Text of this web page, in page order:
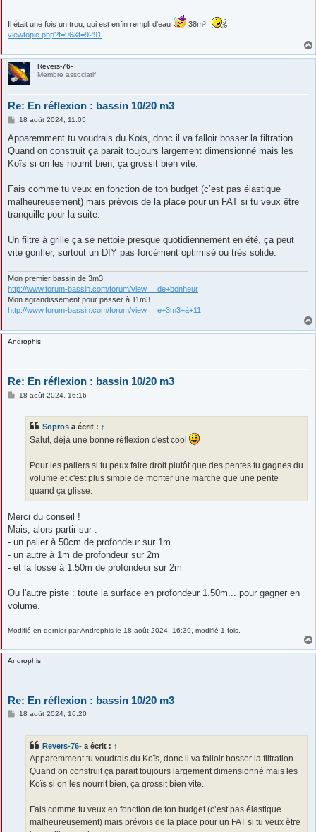
Il était une fois un trou, qui est enfin rempli d'eau
38m³
viewtopic.php?f=96&t=9291
Revers-76-
Membre associatif
Re: En réflexion : bassin 10/20 m3
M
s
s
a
g
18 août 2024, 11:05
Apparemment tu voudrais du Koïs, donc il va falloir bosser la filtration.
Quand on construit ça parait toujours largement dimensionné mais les
Koïs si on les nourrit bien, ça grossit bien vite.
Fais comme tu veux en fonction de ton budget (c’est pas élastique
malheureusement) mais prévois de la place pour un FAT si tu veux être
tranquille pour la suite.
Un filtre à grille ça se nettoie presque quotidiennement en été, ça peut
vite gonfler, surtout un DIY pas forcément optimisé ou très solide.
Mon premier bassin de 3m3
http://www.forum-bassin.com/forum/view ... de+bonheur
Mon agrandissement pour passer à 11m3
http://www.forum-bassin.com/forum/view ... e+3m3+à+11
Androphis
Re: En réflexion : bassin 10/20 m3
M18 août 2024, 16:16
Sopros a écrit : ↑
Salut, déjà une bonne réflexion c'est cool
Pour les paliers si tu peux faire droit plutôt que des pentes tu gagnes du
volume et c'est plus simple de monter une marche que une pente
quand ça glisse.
Merci du conseil !
Mais, alors partir sur :
- un palier à 50cm de profondeur sur 1m
- un autre à 1m de profondeur sur 2m
- et la fosse à 1.50m de profondeur sur 2m
Ou l'autre piste : toute la surface en profondeur 1.50m... pour gagner en
volume.
Modifié en dernier parAndrophis le 18 août 2024, 16:39, modifié 1 fois.
Androphis
Re: En réflexion : bassin 10/20 m3
M18 août 2024, 16:20
Revers-76- a écrit : ↑
Apparemment tu voudrais du Koïs, donc il va falloir bosser la filtration.
Quand on construit ça parait toujours largement dimensionné mais les
Koïs si on les nourrit bien, ça grossit bien vite.
Fais comme tu veux en fonction de ton budget (c’est pas élastique
malheureusement) mais prévois de la place pour un FAT si tu veux être